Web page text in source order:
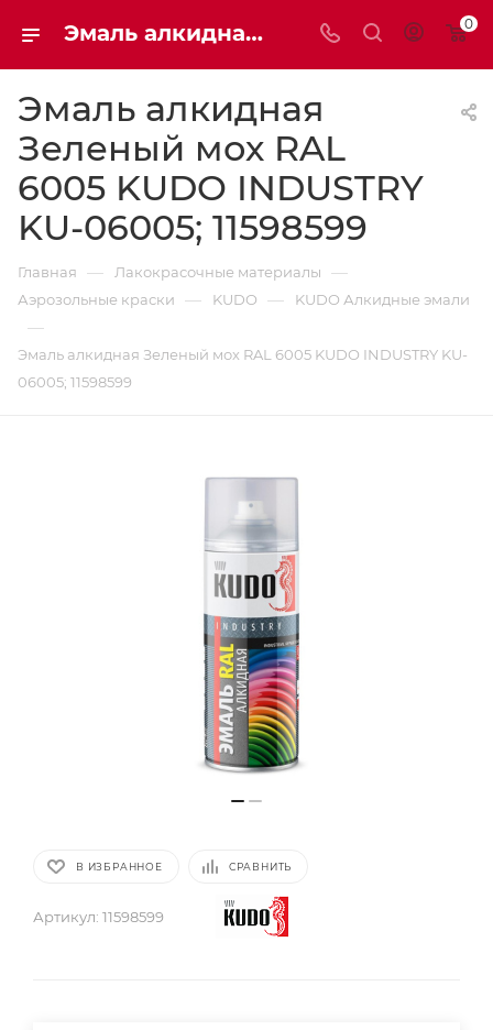
Эмаль алкидная Зеленый мох RAL 6005 KUDO INDUSTRY KU-06005; 11598599 | Мaxim-stroy 0
Эмаль алкидная
Зеленый мох RAL
6005 KUDO INDUSTRY
KU-06005; 11598599
Главная — Лакокрасочные материалы —
Аэрозольные краски — KUDO — KUDO Алкидные эмали
—
Эмаль алкидная Зеленый мох RAL 6005 KUDO INDUSTRY KU-
06005; 11598599
В ИЗБРАННОЕ СРАВНИТЬ
Артикул: 11598599